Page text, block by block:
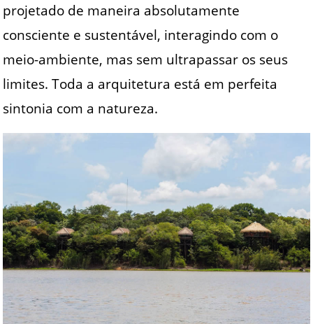
projetado de maneira absolutamente
consciente e sustentável, interagindo com o
meio-ambiente, mas sem ultrapassar os seus
limites. Toda a arquitetura está em perfeita
sintonia com a natureza.